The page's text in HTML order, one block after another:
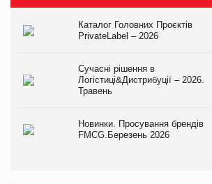
Каталог Головних Проєктів
PrivateLabel – 2026
Сучасні рішення в
Логістиці&Дистрибуції – 2026.
Травень
Новинки. Просування брендів
FMCG.Березень 2026